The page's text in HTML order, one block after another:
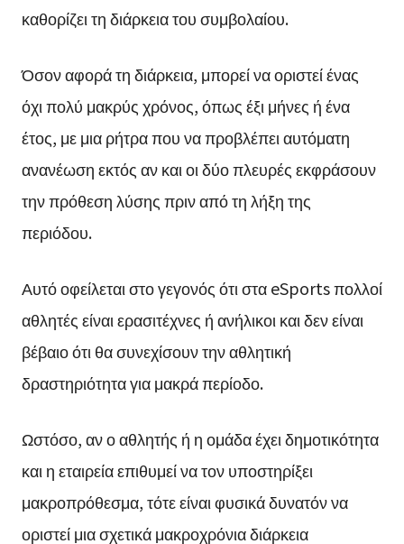
καθορίζει τη διάρκεια του συμβολαίου.
Όσον αφορά τη διάρκεια, μπορεί να οριστεί ένας
όχι πολύ μακρύς χρόνος, όπως έξι μήνες ή ένα
έτος, με μια ρήτρα που να προβλέπει αυτόματη
ανανέωση εκτός αν και οι δύο πλευρές εκφράσουν
την πρόθεση λύσης πριν από τη λήξη της
περιόδου.
Αυτό οφείλεται στο γεγονός ότι στα eSports πολλοί
αθλητές είναι ερασιτέχνες ή ανήλικοι και δεν είναι
βέβαιο ότι θα συνεχίσουν την αθλητική
δραστηριότητα για μακρά περίοδο.
Ωστόσο, αν ο αθλητής ή η ομάδα έχει δημοτικότητα
και η εταιρεία επιθυμεί να τον υποστηρίξει
μακροπρόθεσμα, τότε είναι φυσικά δυνατόν να
οριστεί μια σχετικά μακροχρόνια διάρκεια